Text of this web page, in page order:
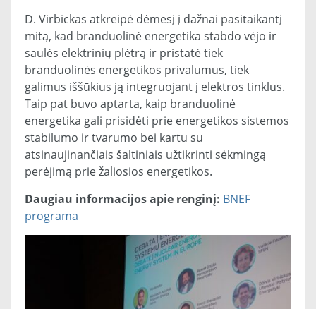
D. Virbickas atkreipė dėmesį į dažnai pasitaikantį
mitą, kad branduolinė energetika stabdo vėjo ir
saulės elektrinių plėtrą ir pristatė tiek
branduolinės energetikos privalumus, tiek
galimus iššūkius ją integruojant į elektros tinklus.
Taip pat buvo aptarta, kaip branduolinė
energetika gali prisidėti prie energetikos sistemos
stabilumo ir tvarumo bei kartu su
atsinaujinančiais šaltiniais užtikrinti sėkmingą
perėjimą prie žaliosios energetikos.
Daugiau informacijos apie renginį: BNEF
programa